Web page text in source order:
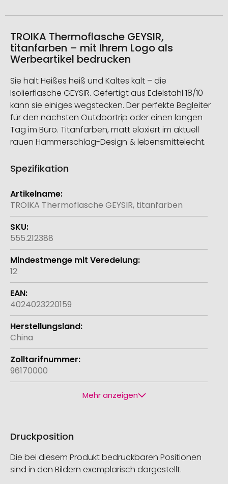
TROIKA Thermoflasche GEYSIR,
titanfarben – mit Ihrem Logo als
Werbeartikel bedrucken
Sie hält Heißes heiß und Kaltes kalt – die
Isolierflasche GEYSIR. Gefertigt aus Edelstahl 18/10
kann sie einiges wegstecken. Der perfekte Begleiter
für den nächsten Outdoortrip oder einen langen
Tag im Büro. Titanfarben, matt eloxiert im aktuell
rauen Hammerschlag-Design & lebensmittelecht.
Spezifikation
Weitere
Informationen
TROIKA Thermoflasche GEYSIR, titanfarben
555.212388
12
4024023220159
China
96170000
Mehr anzeigen
Druckposition
Die bei diesem Produkt bedruckbaren Positionen
sind in den Bildern exemplarisch dargestellt.